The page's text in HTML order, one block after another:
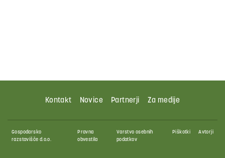
Kontakt Novice Partnerji Za medije
Gospodarsko
razstavišče d.o.o.
Pravna
obvestila
Varstvo osebnih
podatkov
Piškotki Avtorji